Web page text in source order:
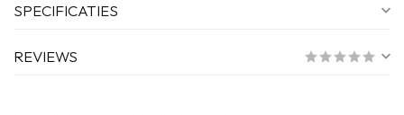
SPECIFICATIES
REVIEWS